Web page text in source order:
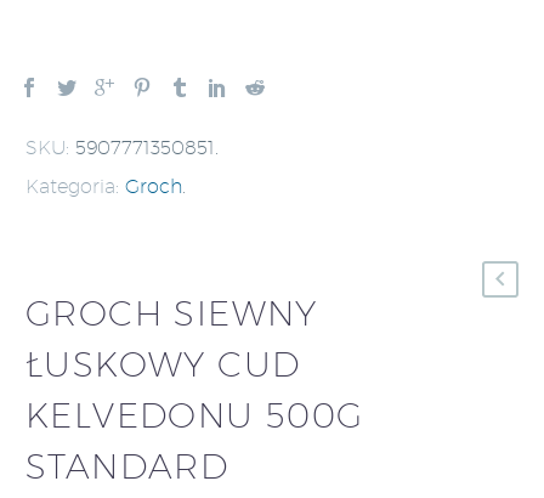
SKU: 5907771350851
Kategoria: Groch
GROCH SIEWNY
ŁUSKOWY CUD
KELVEDONU 500G
STANDARD